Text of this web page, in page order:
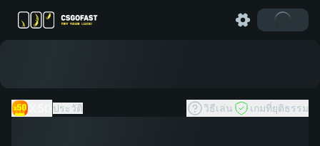
ประวัติ วิธีเล่น เกมที่ยุติธรรม